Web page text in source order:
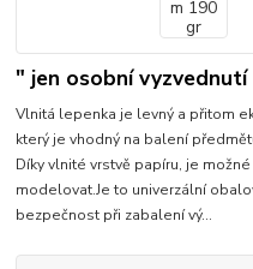
" jen osobní vyzvednutí
Vlnitá lepenka je levný a přitom
který je vhodný na balení
Díky vlnité vrstvě papíru, je
modelovat.Je to univerzální
bezpečnost při zabalení vý...